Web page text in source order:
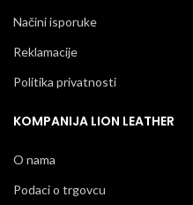
Načini isporuke
Reklamacije
Politika privatnosti
KOMPANIJA LION LEATHER
O nama
Podaci o trgovcu